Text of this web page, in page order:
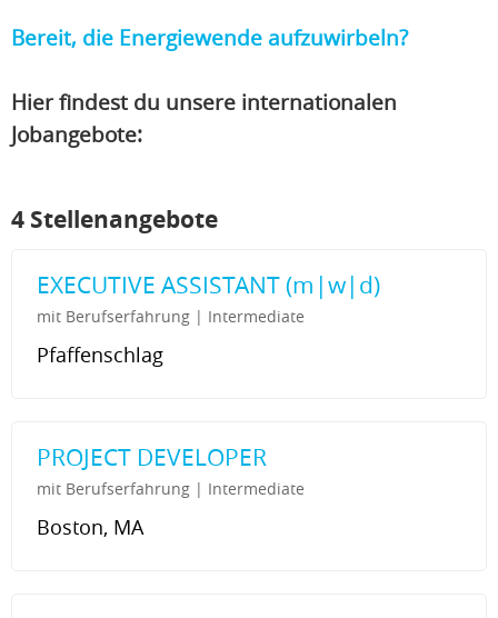
Bereit, die Energiewende aufzuwirbeln?
Hier findest du unsere internationalen
Jobangebote:
4 Stellenangebote
EXECUTIVE ASSISTANT (m|w|d)
mit Berufserfahrung | Intermediate
Pfaffenschlag
PROJECT DEVELOPER
mit Berufserfahrung | Intermediate
Boston, MA